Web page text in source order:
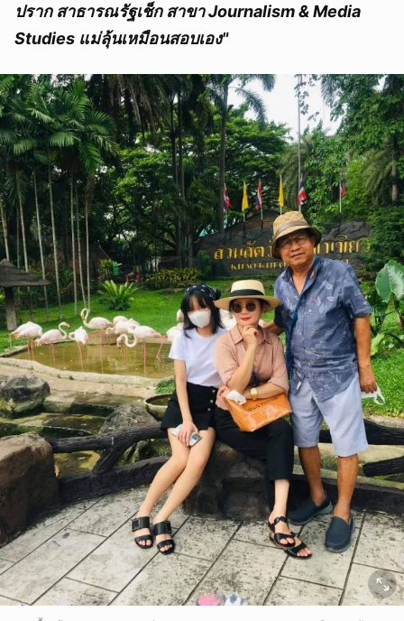
ปราก สาธารณรัฐเช็ก สาขา Journalism & Media
Studies แม่ลุ้นเหมือนสอบเอง"